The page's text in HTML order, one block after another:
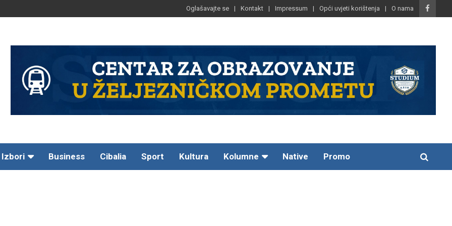
Oglašavajte se Kontakt Impressum Opći uvjeti korištenja O nama
Izbori Business Cibalia Sport Kultura Kolumne Native Promo